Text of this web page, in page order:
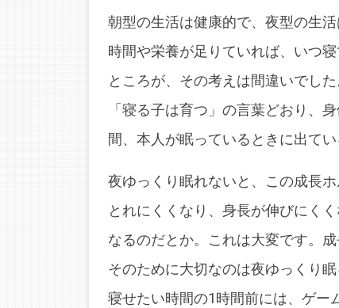
朝型の生活は健康的で、夜型の生
時間や栄養が足りていれば、いつ
ところが、その考えは間違いでした
「寝る子は育つ」の言葉どおり、
間、本人が眠っているときに出てい
夜ゆっくり眠れないと、この成長
とれにくくなり、身長が伸びにく
なるのだとか。これは大変です。
そのために大切なのは夜ゆっくり眠
寝せたい時間の1時間前には、ゲー